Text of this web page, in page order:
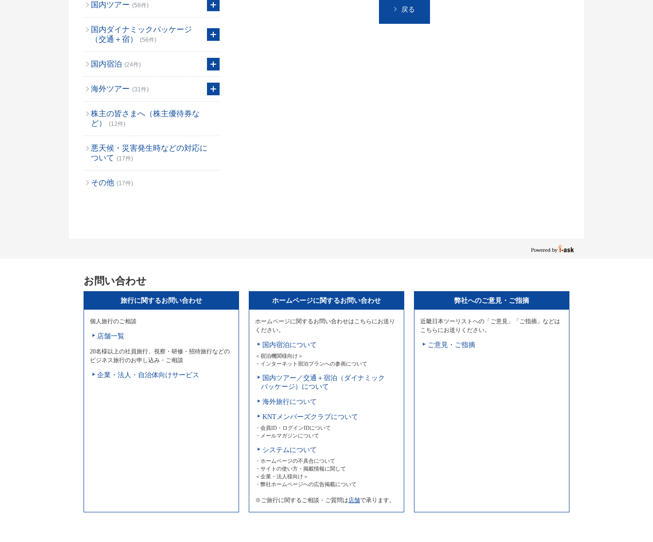
国内ツアー (56件)
国内ダイナミックパッケージ
（交通＋宿）
(56件)
国内宿泊 (24件)
海外ツアー (31件)
株主の皆さまへ（株主優待券な
ど）
(12件)
悪天候・災害発生時などの対応に
ついて (17件)
その他 (17件)
戻る
お問い合わせ
旅行に関するお問い合わせ
個人旅行のご相談
店舗一覧
20名様以上の社員旅行、視察・研修・招待旅行などの
ビジネス旅行のお申し込み・ご相談
企業・法人・自治体向けサービス
ホームページに関するお問い合わせ
ホームページに関するお問い合わせはこちらにお送り
ください。
国内宿泊について
＜宿泊機関様向け＞
・インターネット宿泊プランへの参画について
国内ツアー／交通＋宿泊（ダイナミック
パッケージ）について
海外旅行について
KNTメンバーズクラブについて
・会員ID・ログインIDについて
・メールマガジンについて
システムについて
・ホームページの不具合について
・サイトの使い方・掲載情報に関して
＜企業・法人様向け＞
・弊社ホームページへの広告掲載について
※ご旅行に関するご相談・ご質問は店舗で承ります。
弊社へのご意見・ご指摘
近畿日本ツーリストへの「ご意見」「ご指摘」などは
こちらにお送りください。
ご意見・ご指摘